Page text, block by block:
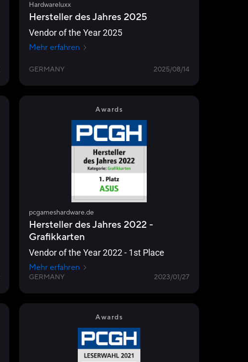
Hardwareluxx
Hersteller des Jahres 2025
Vendor of the Year 2025
Mehr erfahren
GERMANY 2025/08/14
Awards
pcgameshardware.de
Hersteller des Jahres 2022 -
Grafikkarten
Vendor of the Year 2022 - 1st Place
Mehr erfahren
GERMANY 2023/01/27
Awards